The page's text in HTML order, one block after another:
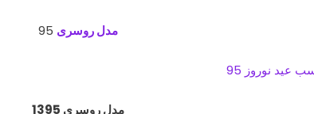
مدل روسری
مدل روسری 1395